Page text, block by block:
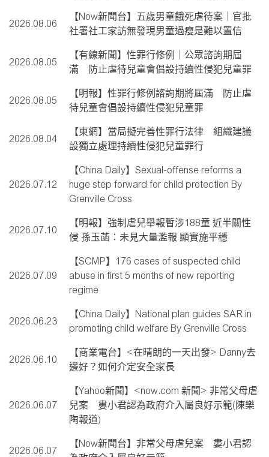
2026.08.06
【Now新聞台】五歲男童餓死虐待案｜官批
社署社工家訪無發現男童過瘦是難以置信
2026.08.05
【有線新聞】性罪行修例｜公眾諮詢期屆
滿 防止虐待兒童會倡設持續性侵犯兒童罪
2026.08.05
【明報】性罪行修例諮詢期將屆滿 防止虐
待兒童會倡設持續性侵犯兒童罪
2026.08.04
【東網】當局擬完善性罪行法律 組織建議
設獨立處理持續性侵犯兒童罪行
2026.07.12
【China Daily】Sexual-offense reforms a
huge step forward for child protection By
Grenville Cross
2026.07.10
【明報】強制虐兒舉報暫涉188童 近半關性
侵 孫玉菡：未見大量濫報 顯實施平穩
2026.07.09
【SCMP】176 cases of suspected child
abuse in first 5 months of new reporting
regime
2026.06.23
【China Daily】National plan guides SAR in
promoting child welfare By Grenville Cross
2026.06.10
【商業電台】<在晴朗的一天出發> Danny去
邊好？如何介定安全家長
2026.06.07
【Yahoo新聞】<now.com 新聞> 非常父母虐
兒案 婁小君認為政府介入屬良好示範(陳樂
陶報道)
2026.06.07
【Now新聞台】非常父母虐兒案 婁小君認